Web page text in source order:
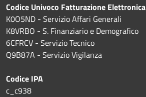
Codice Univoco Fatturazione Elettronica
K0O5ND - Servizio Affari Generali
K8VRBO - S. Finanziario e Demografico
6CFRCV - Servizio Tecnico
Q9B87A - Servizio Vigilanza
Codice IPA
c_c938